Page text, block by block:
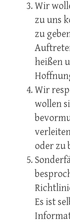
Wir
zu uns
zu
heißen
Wir
wollen
oder zu
Es ist